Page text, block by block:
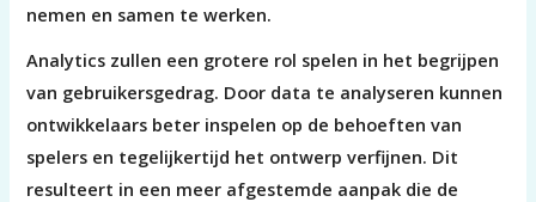
nemen en samen te werken.
Analytics zullen een grotere rol spelen in het begrijpen
van gebruikersgedrag. Door data te analyseren kunnen
ontwikkelaars beter inspelen op de behoeften van
spelers en tegelijkertijd het ontwerp verfijnen. Dit
resulteert in een meer afgestemde aanpak die de